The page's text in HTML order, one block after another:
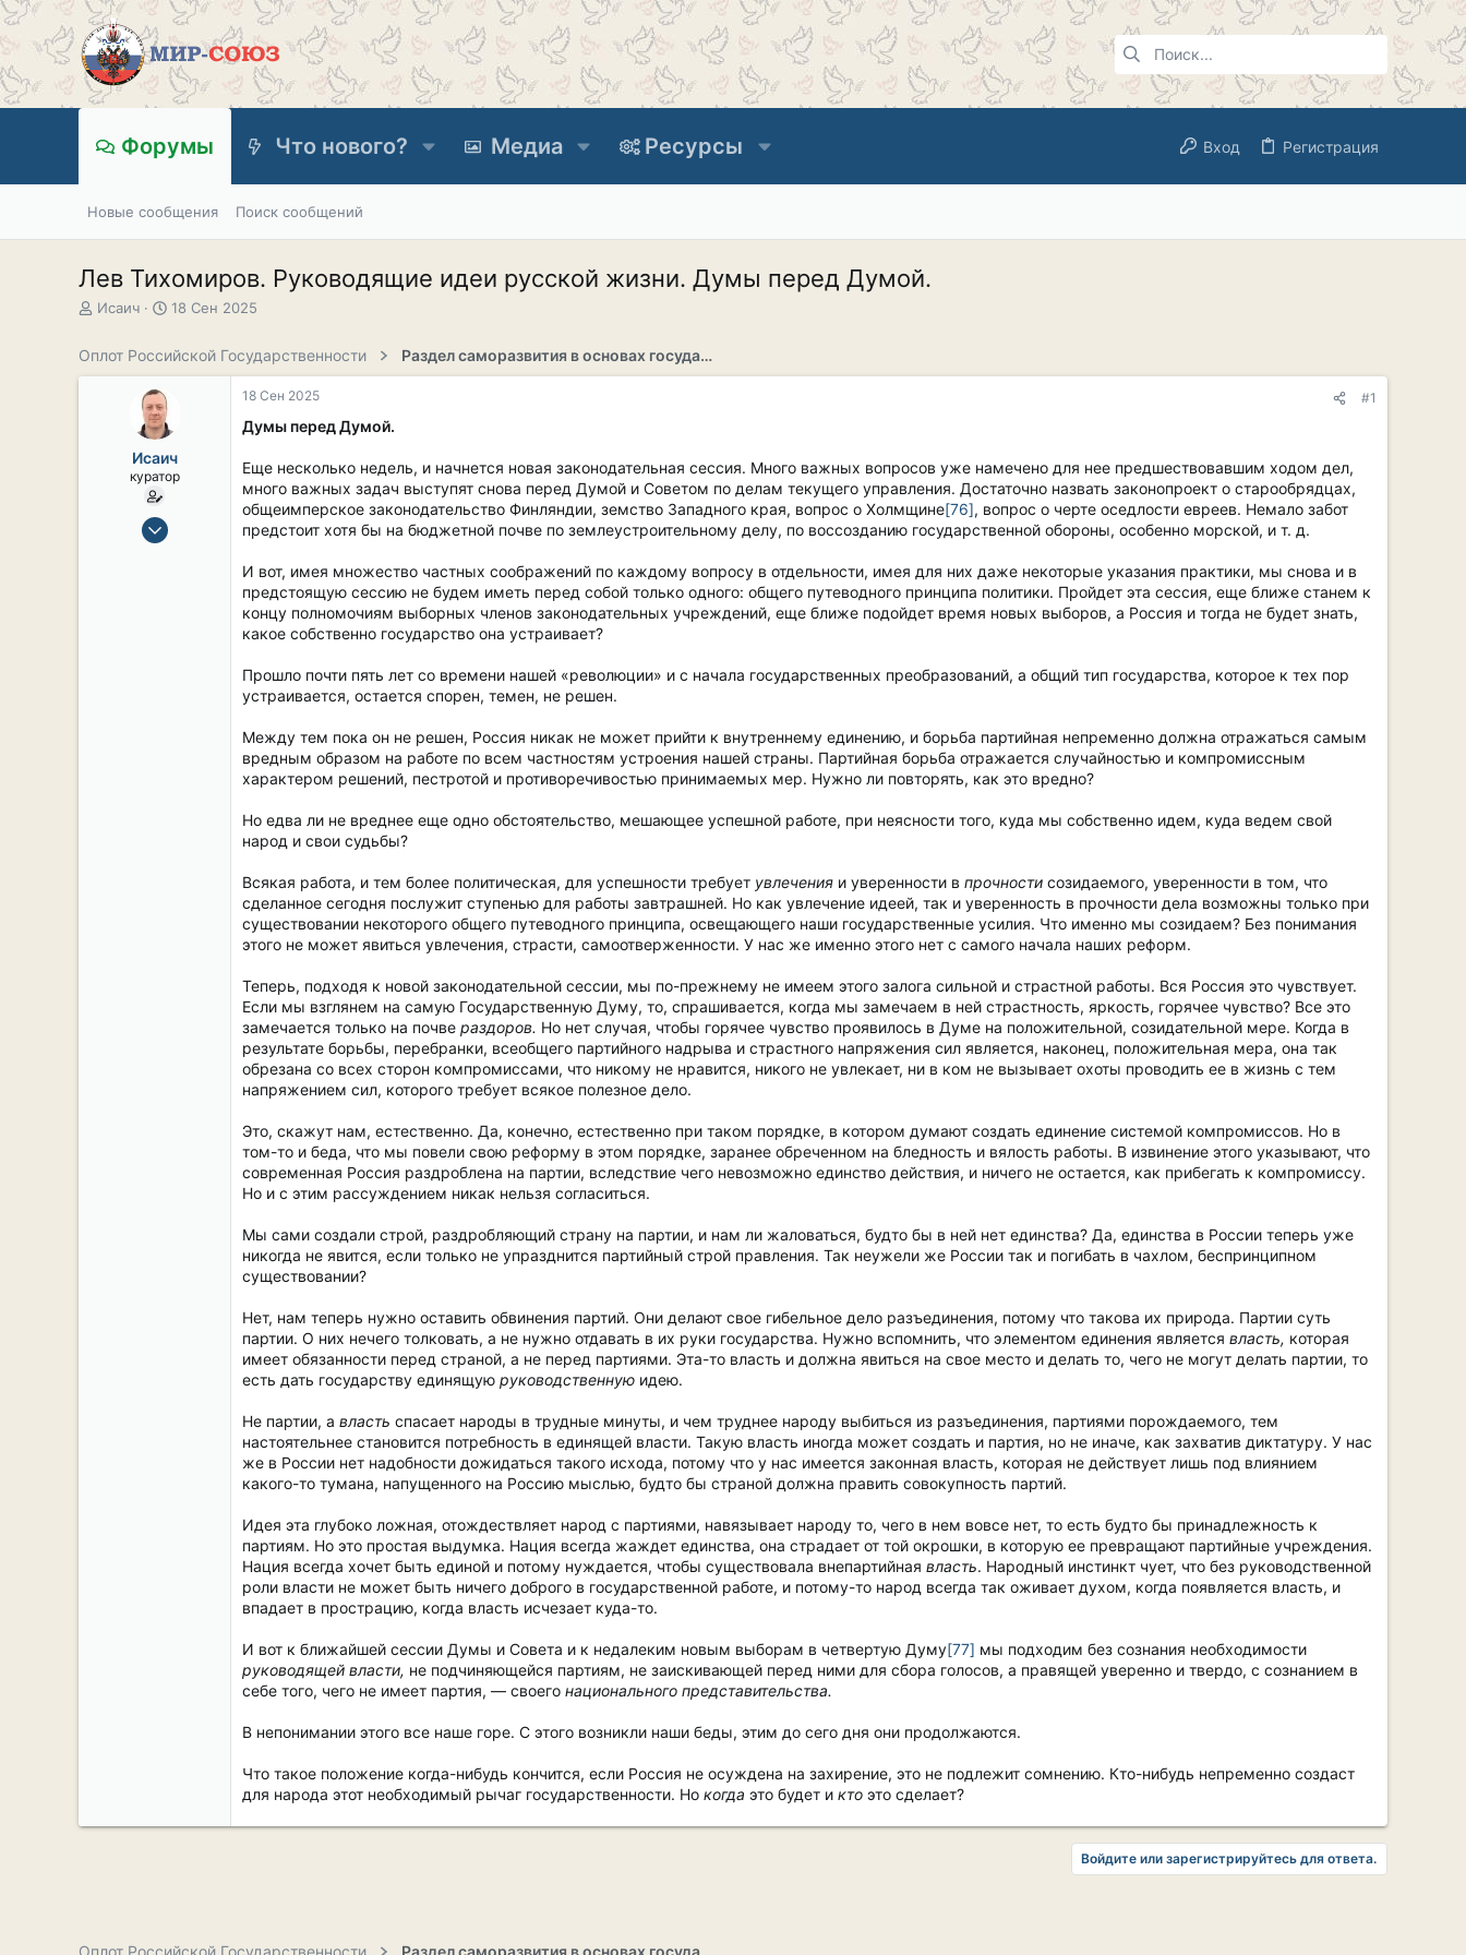
Форумы Что нового? Медиа Ресурсы Вход Регистрация
Новые сообщения Поиск сообщений
Лев Тихомиров. Руководящие идеи русской жизни. Думы перед Думой.
А
о
Исаич
Д
а
л
а
18 Сен 2025
Оплот Российской Государственности Раздел саморазвития в основах государственности
Исаич
куратор
15 Сен 2019
18 Сен 2025 #1
Думы перед Думой.
Еще несколько недель, и начнется новая законодательная сессия. Много важных вопросов уже намечено для нее предшествовавшим ходом дел,
много важных задач выступят снова перед Думой и Советом по делам текущего управления. Достаточно назвать законопроект о старообрядцах,
общеимперское законодательство Финляндии, земство Западного края, вопрос о Холмщине[76], вопрос о черте оседлости евреев. Немало забот
предстоит хотя бы на бюджетной почве по землеустроительному делу, по воссозданию государственной обороны, особенно морской, и т. д.
И вот, имея множество частных соображений по каждому вопросу в отдельности, имея для них даже некоторые указания практики, мы снова и в
предстоящую сессию не будем иметь перед собой только одного: общего путеводного принципа политики. Пройдет эта сессия, еще ближе станем к
концу полномочиям выборных членов законодательных учреждений, еще ближе подойдет время новых выборов, а Россия и тогда не будет знать,
какое собственно государство она устраивает?
Прошло почти пять лет со времени нашей «революции» и с начала государственных преобразований, а общий тип государства, которое к тех пор
устраивается, остается спорен, темен, не решен.
Между тем пока он не решен, Россия никак не может прийти к внутреннему единению, и борьба партийная непременно должна отражаться самым
вредным образом на работе по всем частностям устроения нашей страны. Партийная борьба отражается случайностью и компромиссным
характером решений, пестротой и противоречивостью принимаемых мер. Нужно ли повторять, как это вредно?
Но едва ли не вреднее еще одно обстоятельство, мешающее успешной работе, при неясности того, куда мы собственно идем, куда ведем свой
народ и свои судьбы?
Всякая работа, и тем более политическая, для успешности требует увлечения и уверенности в прочности созидаемого, уверенности в том, что
сделанное сегодня послужит ступенью для работы завтрашней. Но как увлечение идеей, так и уверенность в прочности дела возможны только при
существовании некоторого общего путеводного принципа, освещающего наши государственные усилия. Что именно мы созидаем? Без понимания
этого не может явиться увлечения, страсти, самоотверженности. У нас же именно этого нет с самого начала наших реформ.
Теперь, подходя к новой законодательной сессии, мы по-прежнему не имеем этого залога сильной и страстной работы. Вся Россия это чувствует.
Если мы взглянем на самую Государственную Думу, то, спрашивается, когда мы замечаем в ней страстность, яркость, горячее чувство? Все это
замечается только на почве раздоров. Но нет случая, чтобы горячее чувство проявилось в Думе на положительной, созидательной мере. Когда в
результате борьбы, перебранки, всеобщего партийного надрыва и страстного напряжения сил является, наконец, положительная мера, она так
обрезана со всех сторон компромиссами, что никому не нравится, никого не увлекает, ни в ком не вызывает охоты проводить ее в жизнь с тем
напряжением сил, которого требует всякое полезное дело.
Это, скажут нам, естественно. Да, конечно, естественно при таком порядке, в котором думают создать единение системой компромиссов. Но в
том-то и беда, что мы повели свою реформу в этом порядке, заранее обреченном на бледность и вялость работы. В извинение этого указывают, что
современная Россия раздроблена на партии, вследствие чего невозможно единство действия, и ничего не остается, как прибегать к компромиссу.
Но и с этим рассуждением никак нельзя согласиться.
Мы сами создали строй, раздробляющий страну на партии, и нам ли жаловаться, будто бы в ней нет единства? Да, единства в России теперь уже
никогда не явится, если только не упразднится партийный строй правления. Так неужели же России так и погибать в чахлом, беспринципном
существовании?
Нет, нам теперь нужно оставить обвинения партий. Они делают свое гибельное дело разъединения, потому что такова их природа. Партии суть
партии. О них нечего толковать, а не нужно отдавать в их руки государства. Нужно вспомнить, что элементом единения является власть, которая
имеет обязанности перед страной, а не перед партиями. Эта-то власть и должна явиться на свое место и делать то, чего не могут делать партии, то
есть дать государству единящую руководственную идею.
Не партии, а власть спасает народы в трудные минуты, и чем труднее народу выбиться из разъединения, партиями порождаемого, тем
настоятельнее становится потребность в единящей власти. Такую власть иногда может создать и партия, но не иначе, как захватив диктатуру. У нас
же в России нет надобности дожидаться такого исхода, потому что у нас имеется законная власть, которая не действует лишь под влиянием
какого-то тумана, напущенного на Россию мыслью, будто бы страной должна править совокупность партий.
Идея эта глубоко ложная, отождествляет народ с партиями, навязывает народу то, чего в нем вовсе нет, то есть будто бы принадлежность к
партиям. Но это простая выдумка. Нация всегда жаждет единства, она страдает от той окрошки, в которую ее превращают партийные учреждения.
Нация всегда хочет быть единой и потому нуждается, чтобы существовала внепартийная власть. Народный инстинкт чует, что без руководственной
роли власти не может быть ничего доброго в государственной работе, и потому-то народ всегда так оживает духом, когда появляется власть, и
впадает в прострацию, когда власть исчезает куда-то.
И вот к ближайшей сессии Думы и Совета и к недалеким новым выборам в четвертую Думу[77] мы подходим без сознания необходимости
руководящей власти, не подчиняющейся партиям, не заискивающей перед ними для сбора голосов, а правящей уверенно и твердо, с сознанием в
себе того, чего не имеет партия, — своего национального представительства.
В непонимании этого все наше горе. С этого возникли наши беды, этим до сего дня они продолжаются.
Что такое положение когда-нибудь кончится, если Россия не осуждена на захирение, это не подлежит сомнению. Кто-нибудь непременно создаст
для народа этот необходимый рычаг государственности. Но когда это будет и кто это сделает?
Войдите или зарегистрируйтесь для ответа.
Оплот Российской Государственности